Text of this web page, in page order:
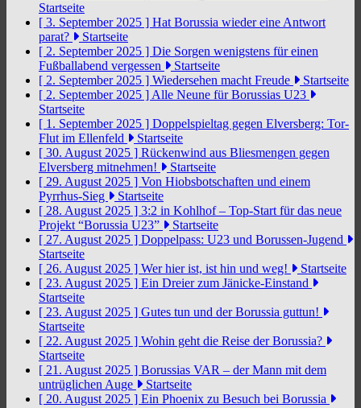
Startseite
[ 3. September 2025 ] Hat Borussia wieder eine Antwort
parat?
Startseite
[ 2. September 2025 ] Die Sorgen wenigstens für einen
Fußballabend vergessen
Startseite
[ 2. September 2025 ] Wiedersehen macht Freude
Startseite
[ 2. September 2025 ] Alle Neune für Borussias U23
Startseite
[ 1. September 2025 ] Doppelspieltag gegen Elversberg: Tor-
Flut im Ellenfeld
Startseite
[ 30. August 2025 ] Rückenwind aus Bliesmengen gegen
Elversberg mitnehmen!
Startseite
[ 29. August 2025 ] Von Hiobsbotschaften und einem
Pyrrhus-Sieg
Startseite
[ 28. August 2025 ] 3:2 in Kohlhof – Top-Start für das neue
Projekt “Borussia U23”
Startseite
[ 27. August 2025 ] Doppelpass: U23 und Borussen-Jugend
Startseite
[ 26. August 2025 ] Wer hier ist, ist hin und weg!
Startseite
[ 23. August 2025 ] Ein Dreier zum Jänicke-Einstand
Startseite
[ 23. August 2025 ] Gutes tun und der Borussia guttun!
Startseite
[ 22. August 2025 ] Wohin geht die Reise der Borussia?
Startseite
[ 21. August 2025 ] Borussias VAR – der Mann mit dem
untrüglichen Auge
Startseite
[ 20. August 2025 ] Ein Phoenix zu Besuch bei Borussia